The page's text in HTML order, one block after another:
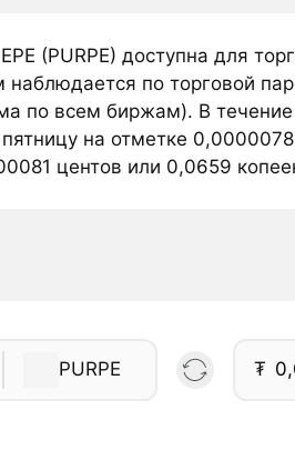
(PURPE) доступна для
по торговой
по всем биржам). В
пятницу на отметке
центов или 0,0659
PURPE ₮